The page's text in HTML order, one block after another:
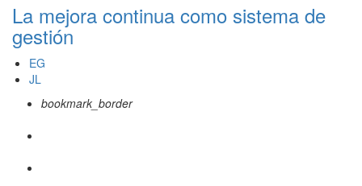
La mejora continua como sistema de
gestión
EG
JL
bookmark_border